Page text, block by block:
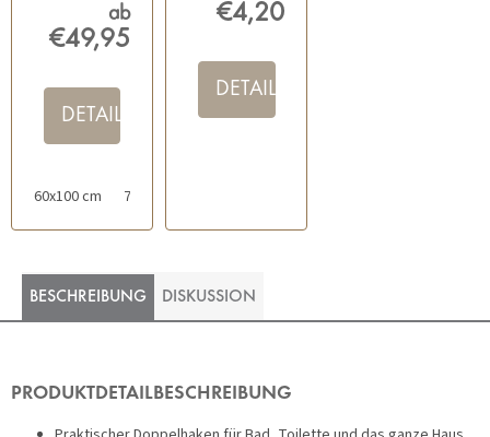
ab
€49,95
DETAIL
60x100 cm 70x120 cm
€4,20
DETAIL
BESCHREIBUNG DISKUSSION
PRODUKTDETAILBESCHREIBUNG